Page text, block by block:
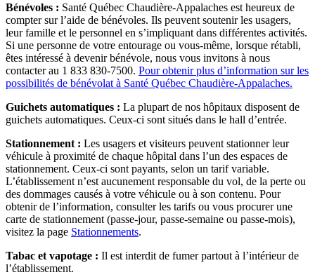
Bénévoles : Santé Québec Chaudière-Appalaches est heureux de
compter sur l’aide de bénévoles. Ils peuvent soutenir les usagers,
leur famille et le personnel en s’impliquant dans différentes activités.
Si une personne de votre entourage ou vous-même, lorsque rétabli,
êtes intéressé à devenir bénévole, nous vous invitons à nous
contacter au 1 833 830-7500. Pour obtenir plus d’information sur les
possibilités de bénévolat à Santé Québec Chaudière-Appalaches.
Guichets automatiques : La plupart de nos hôpitaux disposent de
guichets automatiques. Ceux-ci sont situés dans le hall d’entrée.
Stationnement : Les usagers et visiteurs peuvent stationner leur
véhicule à proximité de chaque hôpital dans l’un des espaces de
stationnement. Ceux-ci sont payants, selon un tarif variable.
L’établissement n’est aucunement responsable du vol, de la perte ou
des dommages causés à votre véhicule ou à son contenu. Pour
obtenir de l’information, consulter les tarifs ou vous procurer une
carte de stationnement (passe-jour, passe-semaine ou passe-mois),
visitez la page Stationnements.
Tabac et vapotage : Il est interdit de fumer partout à l’intérieur de
l’établissement.